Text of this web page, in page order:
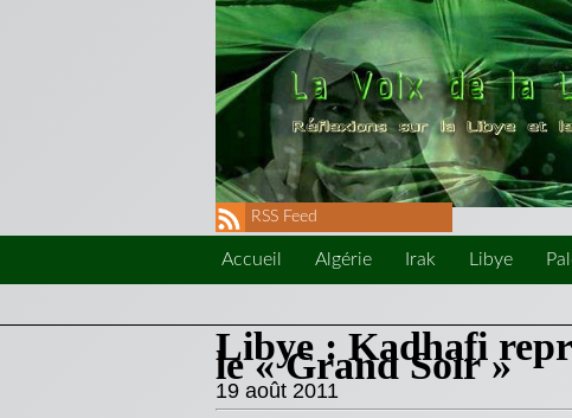
RSS Feed
Accueil Algérie Irak Libye
Libye : Kadhafi
le « Grand Soir »
19 août 2011